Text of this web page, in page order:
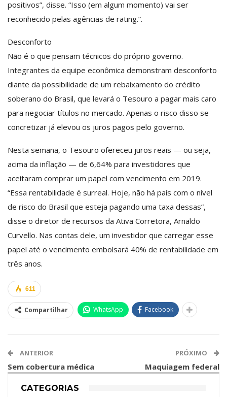
positivos”, disse. “Isso (em algum momento) vai ser
reconhecido pelas agências de rating.”.
Desconforto
Não é o que pensam técnicos do próprio governo.
Integrantes da equipe econômica demonstram desconforto
diante da possibilidade de um rebaixamento do crédito
soberano do Brasil, que levará o Tesouro a pagar mais caro
para negociar títulos no mercado. Apenas o risco disso se
concretizar já elevou os juros pagos pelo governo.
Nesta semana, o Tesouro ofereceu juros reais — ou seja,
acima da inflação — de 6,64% para investidores que
aceitaram comprar um papel com vencimento em 2019.
“Essa rentabilidade é surreal. Hoje, não há país com o nível
de risco do Brasil que esteja pagando uma taxa dessas”,
disse o diretor de recursos da Ativa Corretora, Arnaldo
Curvello. Nas contas dele, um investidor que carregar esse
papel até o vencimento embolsará 40% de rentabilidade em
três anos.
611
Compartilhar WhatsApp Facebook
ANTERIOR
Sem cobertura médica
PRÓXIMO
Maquiagem federal
CATEGORIAS